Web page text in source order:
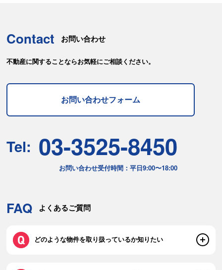
Contact お問い合わせ
不動産に関することならお気軽にご相談ください。
お問い合わせフォーム
Tel: 03-3525-8450
お問い合わせ受付時間：平日9:00〜18:00
FAQ よくあるご質問
どのような物件を取り扱っているか知りたい